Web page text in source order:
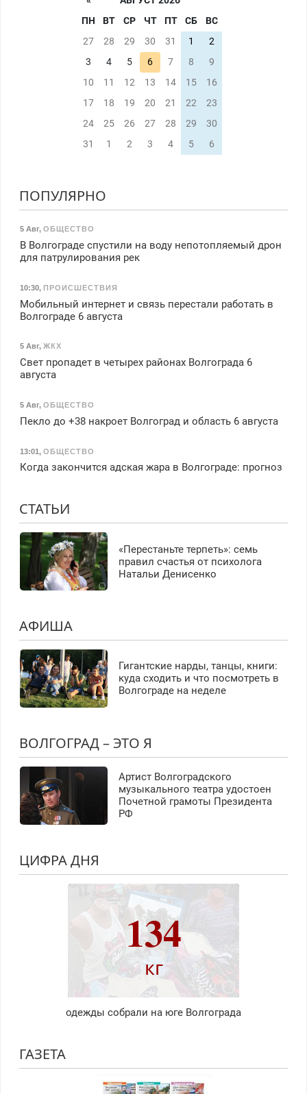
ПН
ВТ СР ЧТ ПТ СБ
ВС
27
28 29 30 31 1
2
3
4 5 6 7 8
9
10
11 12 13 14 15
16
17
18 19 20 21 22
23
24
25 26 27 28 29
30
31
1 2 3 4 5 6
ПОПУЛЯРНО
5 Авг, ОБЩЕСТВО
В Волгограде спустили на воду непотопляемый дрон
для патрулирования рек
10:30, ПРОИСШЕСТВИЯ
Мобильный интернет и связь перестали работать в
Волгограде 6 августа
5 Авг, ЖКХ
Свет пропадет в четырех районах Волгограда 6
августа
5 Авг, ОБЩЕСТВО
Пекло до +38 накроет Волгоград и область 6 августа
13:01, ОБЩЕСТВО
Когда закончится адская жара в Волгограде: прогноз
СТАТЬИ
«Перестаньте терпеть»: семь
правил счастья от психолога
Натальи Денисенко
АФИША
Гигантские нарды, танцы, книги:
куда сходить и что посмотреть в
Волгограде на неделе
ВОЛГОГРАД – ЭТО Я
Артист Волгоградского
музыкального театра удостоен
Почетной грамоты Президента
РФ
ЦИФРА ДНЯ
134
кг
одежды собрали на юге Волгограда
ГАЗЕТА